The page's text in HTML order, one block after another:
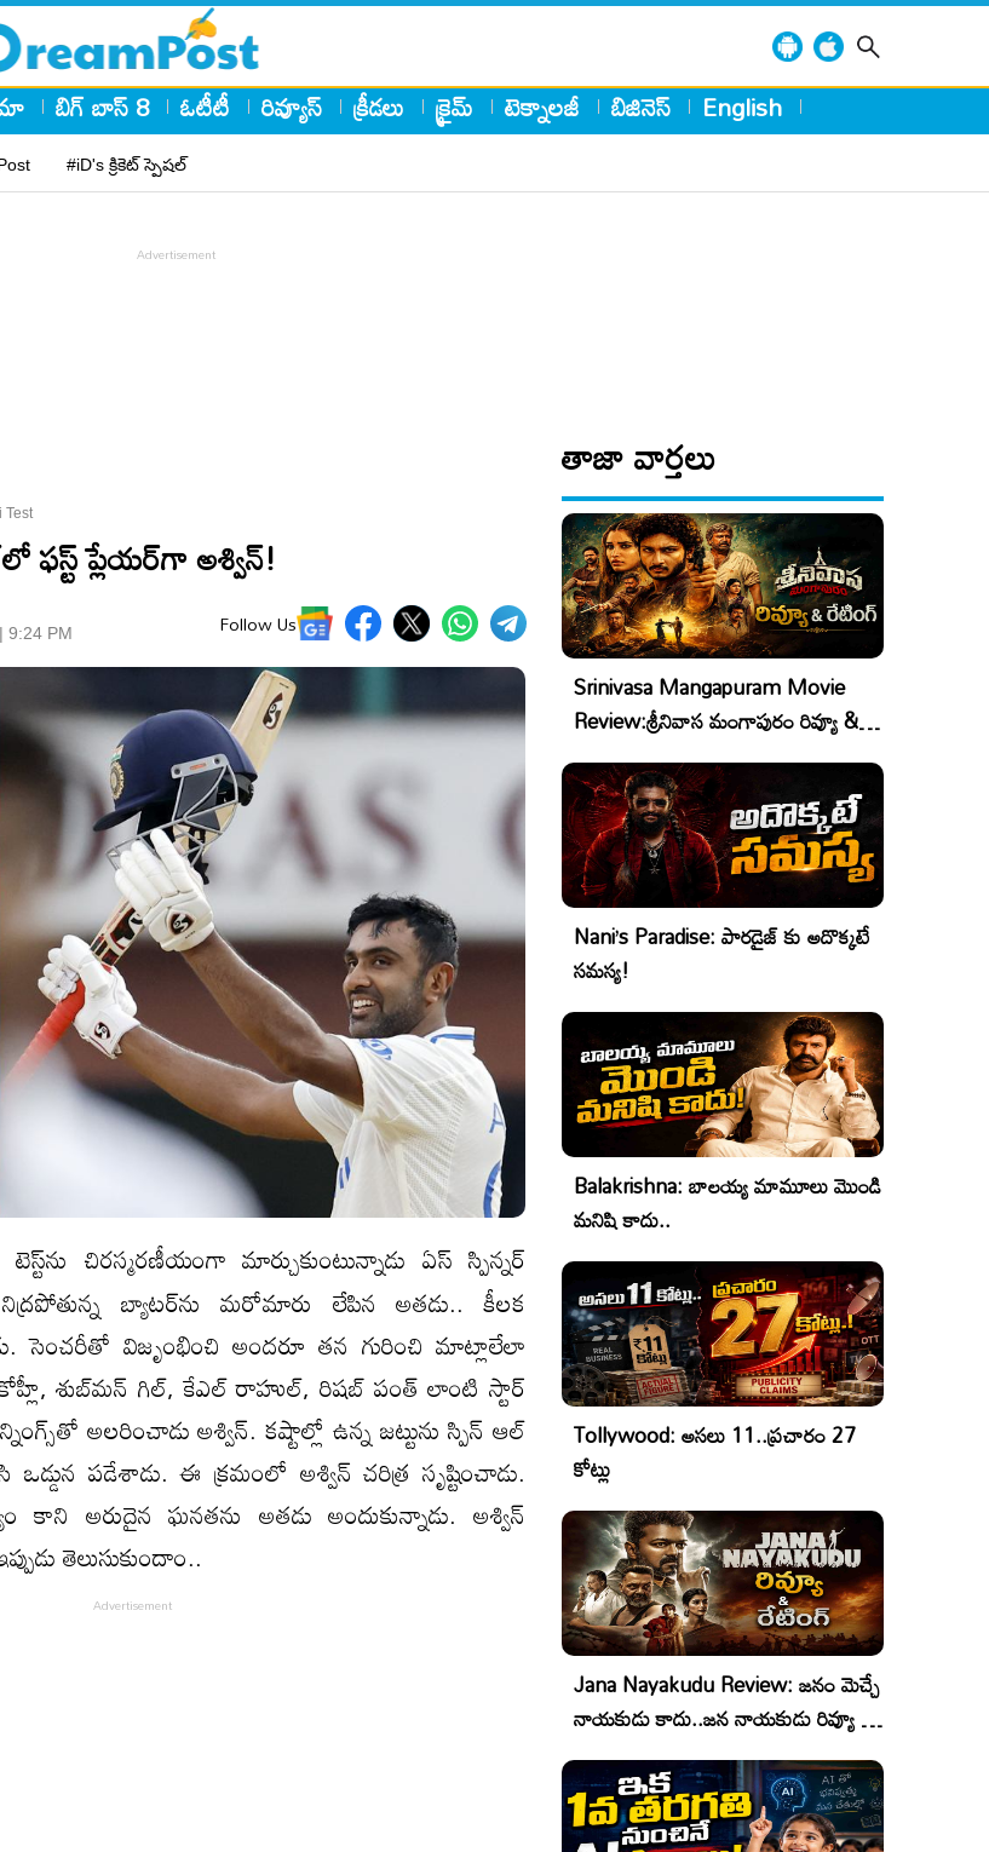
బిగ్ బాస్ 8 ఓటీటీ రివ్యూస్ క్రీడలు క్రైమ్ టెక్నాలజీ బిజినెస్ English
#iD's క్రికెట్ స్పెషల్
Test
ఫస్ట్ ప్లేయర్​గా అశ్విన్!
9:24 PM Follow Us
చిరస్మరణీయంగా మార్చుకుంటున్నాడు ఏస్ స్పిన్నర్
బ్యాటర్​ను మరోమారు లేపిన అతడు.. కీలక
విజృంభించి అందరూ తన గురించి మాట్లాలేలా
శుబ్​మన్ గిల్, కేఎల్ రాహుల్, రిషబ్ పంత్ లాంటి స్టార్
అలరించాడు అశ్విన్. కష్టాల్లో ఉన్న జట్టును స్పిన్ ఆల్​
పడేశాడు. ఈ క్రమంలో అశ్విన్ చరిత్ర సృష్టించాడు.
కాని అరుదైన ఘనతను అతడు అందుకున్నాడు. అశ్విన్
తెలుసుకుందాం..
తాజా వార్తలు
Srinivasa Mangapuram Movie
Review:శ్రీనివాస మంగాపురం రివ్యూ &
రేటింగ్
Nani’s Paradise: పారడైజ్ కు అదొక్కటే
సమస్య!
Balakrishna: బాలయ్య మామూలు మొండి
మనిషి కాదు..
Tollywood: అసలు 11..ప్రచారం 27
కోట్లు
Jana Nayakudu Review: జనం మెచ్చే
నాయకుడు కాదు..జన నాయకుడు రివ్యూ &
రేటింగ్!